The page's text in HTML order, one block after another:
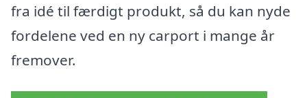
fra idé til færdigt produkt, så du kan nyde
fordelene ved en ny carport i mange år
fremover.